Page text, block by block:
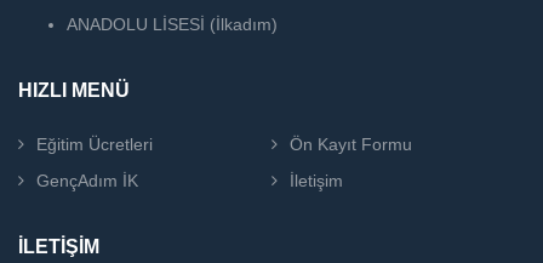
ANADOLU LİSESİ (İlkadım)
HIZLI MENÜ
Eğitim Ücretleri
Ön Kayıt Formu
GençAdım İK
İletişim
İLETİŞİM